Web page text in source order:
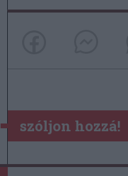
szóljon hozzá!